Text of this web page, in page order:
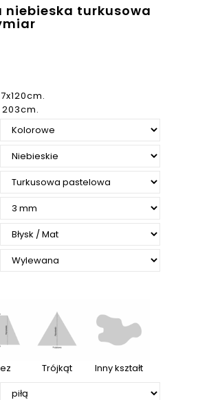
niebieska turkusowa
Trójkąt
Inny kształt